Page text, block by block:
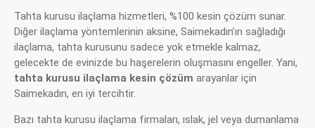
Tahta kurusu ilaçlama hizmetleri, %100 kesin çözüm sunar.
Diğer ilaçlama yöntemlerinin aksine, Saimekadın’ın sağladığı
ilaçlama, tahta kurusunu sadece yok etmekle kalmaz,
gelecekte de evinizde bu haşerelerin oluşmasını engeller. Yani,
tahta kurusu ilaçlama kesin çözüm arayanlar için
Saimekadın, en iyi tercihtir.
Bazı tahta kurusu ilaçlama firmaları, ıslak, jel veya dumanlama